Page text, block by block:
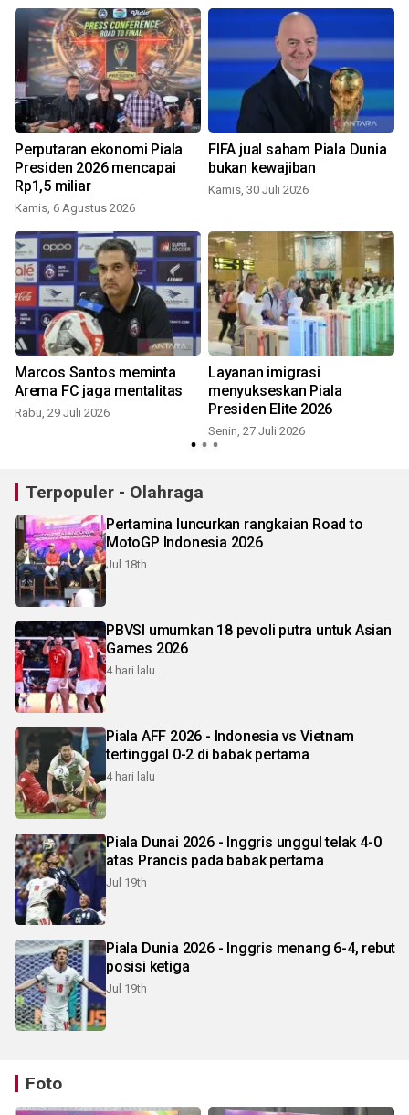
Perputaran ekonomi Piala
Presiden 2026 mencapai
Rp1,5 miliar
Kamis, 6 Agustus 2026
FIFA jual saham Piala Dunia
bukan kewajiban
Kamis, 30 Juli 2026
Marcos Santos meminta
Arema FC jaga mentalitas
Rabu, 29 Juli 2026
Layanan imigrasi
menyukseskan Piala
Presiden Elite 2026
Senin, 27 Juli 2026
Terpopuler - Olahraga
Pertamina luncurkan rangkaian Road to
MotoGP Indonesia 2026
Jul 18th
PBVSI umumkan 18 pevoli putra untuk Asian
Games 2026
4 hari lalu
Piala AFF 2026 - Indonesia vs Vietnam
tertinggal 0-2 di babak pertama
4 hari lalu
Piala Dunai 2026 - Inggris unggul telak 4-0
atas Prancis pada babak pertama
Jul 19th
Piala Dunia 2026 - Inggris menang 6-4, rebut
posisi ketiga
Jul 19th
Foto